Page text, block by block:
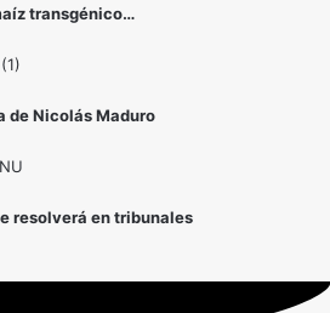
transgénico…
de Nicolás Maduro
resolverá en tribunales